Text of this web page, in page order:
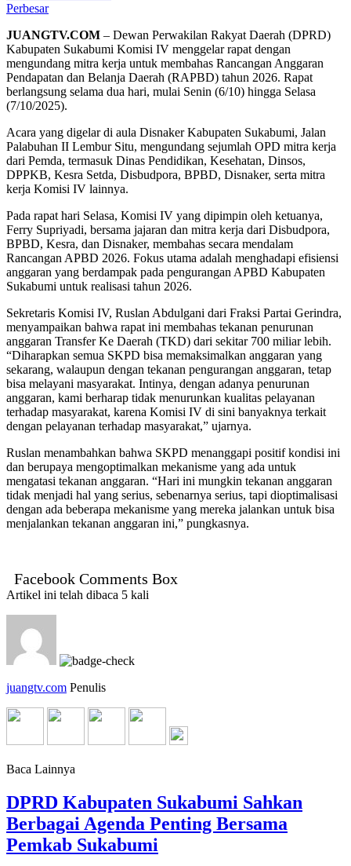
Perbesar
JUANGTV.COM – Dewan Perwakilan Rakyat Daerah (DPRD)
Kabupaten Sukabumi Komisi IV menggelar rapat dengan
mengundang mitra kerja untuk membahas Rancangan Anggaran
Pendapatan dan Belanja Daerah (RAPBD) tahun 2026. Rapat
berlangsung selama dua hari, mulai Senin (6/10) hingga Selasa
(7/10/2025).
Acara yang digelar di aula Disnaker Kabupaten Sukabumi, Jalan
Palabuhan II Lembur Situ, mengundang sejumlah OPD mitra kerja
dari Pemda, termasuk Dinas Pendidikan, Kesehatan, Dinsos,
DPPKB, Kesra Setda, Disbudpora, BPBD, Disnaker, serta mitra
kerja Komisi IV lainnya.
Pada rapat hari Selasa, Komisi IV yang dipimpin oleh ketuanya,
Ferry Supriyadi, bersama jajaran dan mitra kerja dari Disbudpora,
BPBD, Kesra, dan Disnaker, membahas secara mendalam
Rancangan APBD 2026. Fokus utama adalah menghadapi efisiensi
anggaran yang berdampak pada pengurangan APBD Kabupaten
Sukabumi untuk realisasi tahun 2026.
Sekretaris Komisi IV, Ruslan Abdulgani dari Fraksi Partai Gerindra,
menyampaikan bahwa rapat ini membahas tekanan penurunan
anggaran Transfer Ke Daerah (TKD) dari sekitar 700 miliar lebih.
“Diharapkan semua SKPD bisa memaksimalkan anggaran yang
sekarang, walaupun dengan tekanan pengurangan anggaran, tetap
bisa melayani masyarakat. Intinya, dengan adanya penurunan
anggaran, kami berharap tidak menurunkan kualitas pelayanan
terhadap masyarakat, karena Komisi IV di sini banyaknya terkait
dengan pelayanan terhadap masyarakat,” ujarnya.
Ruslan menambahkan bahwa SKPD menanggapi positif kondisi ini
dan berupaya mengoptimalkan mekanisme yang ada untuk
mengatasi tekanan anggaran. “Hari ini mungkin tekanan anggaran
tidak menjadi hal yang serius, sebenarnya serius, tapi dioptimalisasi
dengan ada beberapa mekanisme yang mereka jalankan untuk bisa
menjalankan tekanan anggaran ini,” pungkasnya.
Facebook Comments Box
Artikel ini telah dibaca 5 kali
juangtv.com Penulis
Baca Lainnya
DPRD Kabupaten Sukabumi Sahkan
Berbagai Agenda Penting Bersama
Pemkab Sukabumi